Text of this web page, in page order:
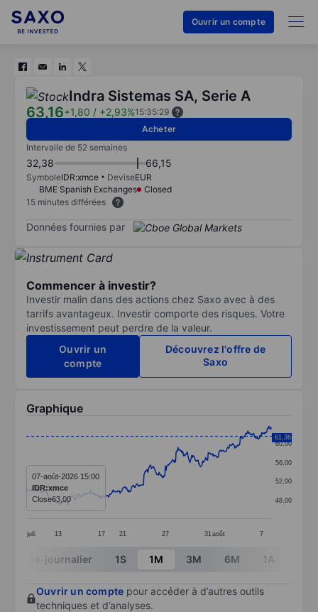
Ouvrir un compte
Indra Sistemas SA, Serie A
63,16+1,80 / +2,93%15:35:29
Acheter
Intervalle de 52 semaines
32,38 66,15
SymboleIDR:xmce DeviseEUR
BME Spanish Exchanges
Closed
15 minutes différées
Données fournies par
Commencer à investir?
Investir malin dans des actions chez Saxo avec à des
tarrifs avantageux. Investir comporte des risques. Votre
investissement peut perdre de la valeur.
Ouvrir un
compte
Découvrez l'offre de
Saxo
Graphique
Line chart with 391 data points.
The chart has 1 X axis displaying categories.
The chart has 1 Y axis displaying values. Data
juil. 13 17 21 27 31 août 7
48,00
52,00
56,00
60,00
61,36
07-août-2026 15:00
IDR:xmce
Close63,00
End of interactive chart.
Intra-journalier 1S 1M 3M 6M 1A
Ouvrir un compte pour accéder à d’autres outils
techniques et d’analyses.